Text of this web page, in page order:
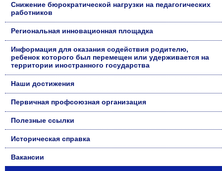
Снижение бюрократической нагрузки на педагогических
работников
Региональная инновационная площадка
Информация для оказания содействия родителю,
ребенок которого был перемещен или удерживается на
территории иностранного государства
Наши достижения
Первичная профсоюзная организация
Полезные ссылки
Историческая справка
Вакансии